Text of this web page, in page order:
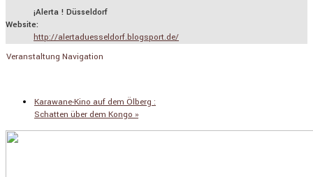
¡Aler­ta ! Düsseldorf
Website:
http://alertaduesseldorf.blogsport.de/
Veranstaltung Navigation
Karawane-Kino auf dem Ölberg :
Schatten über dem Kongo »